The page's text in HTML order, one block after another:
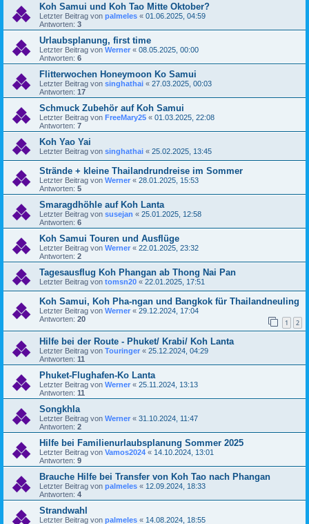
Koh Samui und Koh Tao Mitte Oktober?
Letzter Beitrag von palmeles « 01.06.2025, 04:59
Antworten: 3
Urlaubsplanung, first time
Letzter Beitrag von Werner « 08.05.2025, 00:00
Antworten: 6
Flitterwochen Honeymoon Ko Samui
Letzter Beitrag von singhathai « 27.03.2025, 00:03
Antworten: 17
Schmuck Zubehör auf Koh Samui
Letzter Beitrag von FreeMary25 « 01.03.2025, 22:08
Antworten: 7
Koh Yao Yai
Letzter Beitrag von singhathai « 25.02.2025, 13:45
Strände + kleine Thailandrundreise im Sommer
Letzter Beitrag von Werner « 28.01.2025, 15:53
Antworten: 5
Smaragdhöhle auf Koh Lanta
Letzter Beitrag von susejan « 25.01.2025, 12:58
Antworten: 6
Koh Samui Touren und Ausflüge
Letzter Beitrag von Werner « 22.01.2025, 23:32
Antworten: 2
Tagesausflug Koh Phangan ab Thong Nai Pan
Letzter Beitrag von tomsn20 « 22.01.2025, 17:51
Koh Samui, Koh Pha-ngan und Bangkok für Thailandneuling
Letzter Beitrag von Werner « 29.12.2024, 17:04
Antworten: 20 1 2
Hilfe bei der Route - Phuket/ Krabi/ Koh Lanta
Letzter Beitrag von Touringer « 25.12.2024, 04:29
Antworten: 11
Phuket-Flughafen-Ko Lanta
Letzter Beitrag von Werner « 25.11.2024, 13:13
Antworten: 11
Songkhla
Letzter Beitrag von Werner « 31.10.2024, 11:47
Antworten: 2
Hilfe bei Familienurlaubsplanung Sommer 2025
Letzter Beitrag von Vamos2024 « 14.10.2024, 13:01
Antworten: 9
Brauche Hilfe bei Transfer von Koh Tao nach Phangan
Letzter Beitrag von palmeles « 12.09.2024, 18:33
Antworten: 4
Strandwahl
Letzter Beitrag von palmeles « 14.08.2024, 18:55